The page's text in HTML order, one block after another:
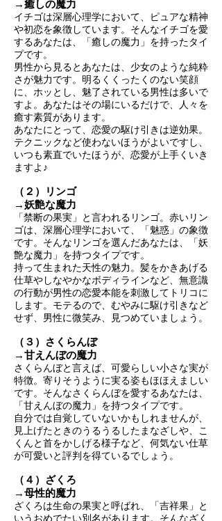
→癒しの魔力
イチゴは深層心理学において、ピュアな精神
や初恋を象徴しています。そんなイチゴを愛
するあなたは、「癒しの魔力」を持ったタイ
プです。
男性から見るとあなたは、少女のような純粋
さが魅力です。明るくくったくのない笑顔
に、ホッとし、魅了されている男性は多いで
すよ。あなたはその場にいるだけで、人々を
癒す素質があります。
あなたにとって、恋愛の駆け引きは逆効果。
テクニックなど使わないほうがよいですし、
いつも素直でいたほうが、恋愛が上手くいき
ますよ♪
（２）リンゴ
→妖艶な魔力
「禁断の果実」と言われるリンゴ。赤いリン
ゴは、深層心理学において、「魅惑」の象徴
です。そんなリンゴを選んだあなたは、「妖
艶な魔力」を持つタイプです。
持って生まれた天性の魅力。髪をかきあげる
仕草やしなやかなボディラインなど、無意識
の行動が男性の恋愛本能を刺激してトリコに
します。モテるので、むやみに駆け引きなど
せず、男性に微笑み、見つめていましょう。
（３）さくらんぼ
→甘えんぼの魔力
さくらんぼと言えば、可愛らしい小さな実が
特徴。寄りそうように実る姿もほほえましい
です。そんなさくらんぼを愛するあなたは、
「甘えんぼの魔力」を持つタイプです。
自分では自覚していないかもしれませんが、
見上げたときのうるうるしたまなざしや、こ
くんと首をかしげる様子など、何気ない仕草
が可愛いと評判を得ているでしょう。
（４）ざくろ
→母性的魔力
ざくろは生命の果実と呼ばれ、「吉祥果」と
いうおめでたい別名があります。そんなざく